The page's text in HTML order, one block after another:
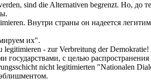
sind die Alternativen begrenzt. Но, до
. Внутри страны он надеется
их".
legitimieren - zur Verbreitung der Demokratie!
государствами, с целью
nichtlegitimierten "Nationalen